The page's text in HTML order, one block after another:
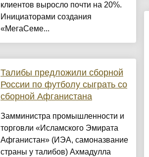
клиентов выросло почти на 20%.
Инициаторами создания
«МегаСеме...
Талибы предложили сборной
России по футболу сыграть со
сборной Афганистана
Замминистра промышленности и
торговли «Исламского Эмирата
Афганистан» (ИЭА, самоназвание
страны у талибов) Ахмадулла